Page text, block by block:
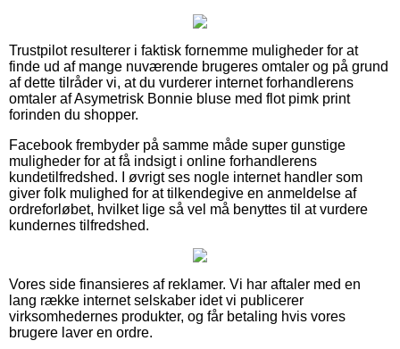
Trustpilot resulterer i faktisk fornemme muligheder for at
finde ud af mange nuværende brugeres omtaler og på grund
af dette tilråder vi, at du vurderer internet forhandlerens
omtaler af Asymetrisk Bonnie bluse med flot pimk print
forinden du shopper.
Facebook frembyder på samme måde super gunstige
muligheder for at få indsigt i online forhandlerens
kundetilfredshed. I øvrigt ses nogle internet handler som
giver folk mulighed for at tilkendegive en anmeldelse af
ordreforløbet, hvilket lige så vel må benyttes til at vurdere
kundernes tilfredshed.
Vores side finansieres af reklamer. Vi har aftaler med en
lang række internet selskaber idet vi publicerer
virksomhedernes produkter, og får betaling hvis vores
brugere laver en ordre.